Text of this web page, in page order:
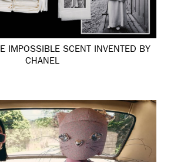
IMPOSSIBLE SCENT INVENTED BY
CHANEL